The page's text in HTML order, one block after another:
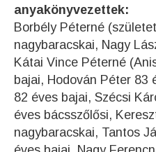
anyakönyvezettek:
Borbély Péterné
nagybaracskai, Nagy
Kátai Vince Péterné
bajai, Hodován Péter 83
82 éves bajai, Szécsi
éves bácsszőlősi,
nagybaracskai, Tantos